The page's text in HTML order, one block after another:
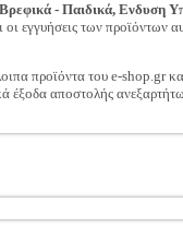
- Παιδικά, Ενδυση
εγγυήσεις των προϊόντων
προϊόντα του e-shop.gr
αποστολής